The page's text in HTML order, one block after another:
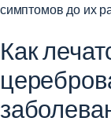
симптомов до их
Как